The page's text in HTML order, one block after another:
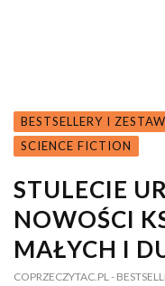
BESTSELLERY I
SCIENCE FICTION
STULECIE
NOWOŚCI
MAŁYCH I
COPRZECZYTAC.PL -